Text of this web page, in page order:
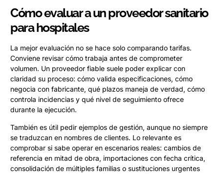
Cómo evaluar a un proveedor sanitario
para hospitales
La mejor evaluación no se hace solo comparando tarifas.
Conviene revisar cómo trabaja antes de comprometer
volumen. Un proveedor fiable suele poder explicar con
claridad su proceso: cómo valida especificaciones, cómo
negocia con fabricante, qué plazos maneja de verdad, cómo
controla incidencias y qué nivel de seguimiento ofrece
durante la ejecución.
También es útil pedir ejemplos de gestión, aunque no siempre
se traduzcan en nombres de clientes. Lo relevante es
comprobar si sabe operar en escenarios reales: cambios de
referencia en mitad de obra, importaciones con fecha crítica,
consolidación de múltiples familias o sustituciones urgentes